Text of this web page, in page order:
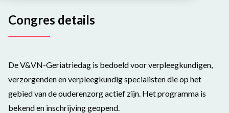
Congres details
De V&VN-Geriatriedag is bedoeld voor verpleegkundigen,
verzorgenden en verpleegkundig specialisten die op het
gebied van de ouderenzorg actief zijn. Het programma is
bekend en inschrijving geopend.